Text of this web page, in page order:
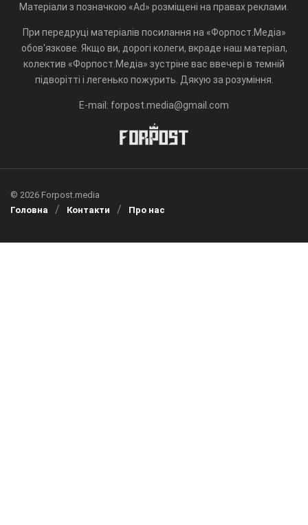
Матеріали з позначкою «Ad» розміщені на правах реклами.
При передруці матеріалів посилання на «Форпост.Медіа»
обов'язкове. Якщо ви, дорогі колеги, вкраде наш матеріал,
колектив «Форпост.Медіа» зустріне вас ввечері в темній
підворітті і легенько пожурить. Дякую за розуміння.
E-mail: forpost.media@gmail.com
© 2026 Forpost.media
Головна
Контакти Про нас